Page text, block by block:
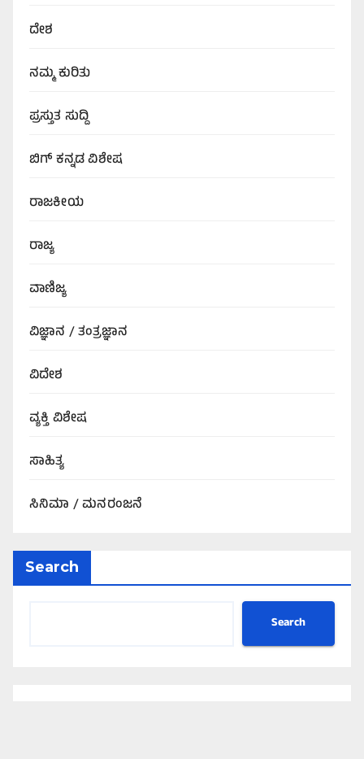
ದೇಶ
ನಮ್ಮ ಕುರಿತು
ಪ್ರಸ್ತುತ ಸುದ್ದಿ
ಬಿಗ್‌ ಕನ್ನಡ ವಿಶೇಷ
ರಾಜಕೀಯ
ರಾಜ್ಯ
ವಾಣಿಜ್ಯ
ವಿಜ್ಞಾನ / ತಂತ್ರಜ್ಞಾನ
ವಿದೇಶ
ವ್ಯಕ್ತಿ ವಿಶೇಷ
ಸಾಹಿತ್ಯ
ಸಿನಿಮಾ / ಮನರಂಜನೆ
Search
Search